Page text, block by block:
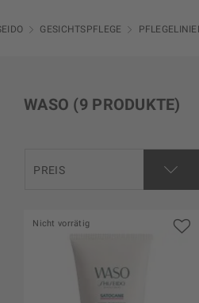
GESICHTSPFLEGE
WASO (9 PRODUKTE)
PREIS
von€ 26,99
Nicht vorrätig